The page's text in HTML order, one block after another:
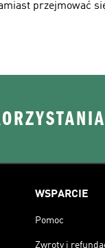
przejmować
WSPARCIE
Pomoc
Zwroty i